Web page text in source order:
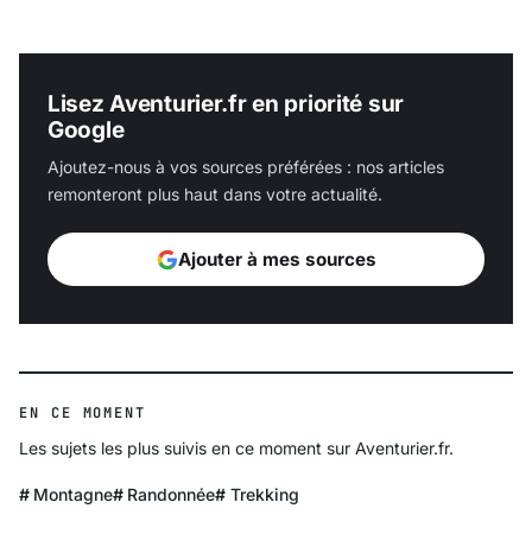
Lisez Aventurier.fr en priorité sur
Google
Ajoutez-nous à vos sources préférées : nos articles
remonteront plus haut dans votre actualité.
Ajouter à mes sources
EN CE MOMENT
Les sujets les plus suivis en ce moment sur Aventurier.fr.
Montagne Randonnée Trekking